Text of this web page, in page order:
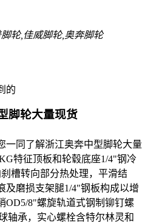
轮,佳威脚轮,奥奔脚轮
的
脚轮大量现货
一同了解浙江奥奔中型脚轮大量
特征顶板和轮毂底座1/4"钢冷
槽转向部分热处理，平滑结
及磨损支架腿1/4"钢板构成以增
OD5/8"螺旋轨道式钢制铆钉螺
轴承，实心螺栓含特尔林灵和